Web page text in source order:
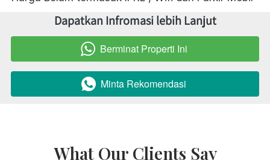
Dapatkan Infromasi lebih Lanjut
` Berminat Properti Ini
` Minta Rekomendasi
What Our Clients Say